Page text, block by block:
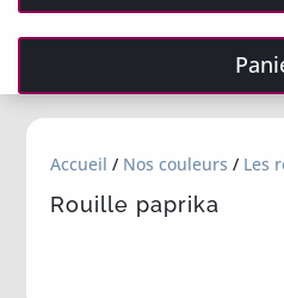
Accueil / Nos couleurs / Les
Rouille paprika